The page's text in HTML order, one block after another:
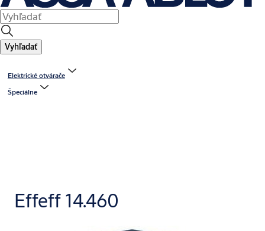
Vyhľadať
Elektrické otvárače
Špeciálne
Effeff 14.460